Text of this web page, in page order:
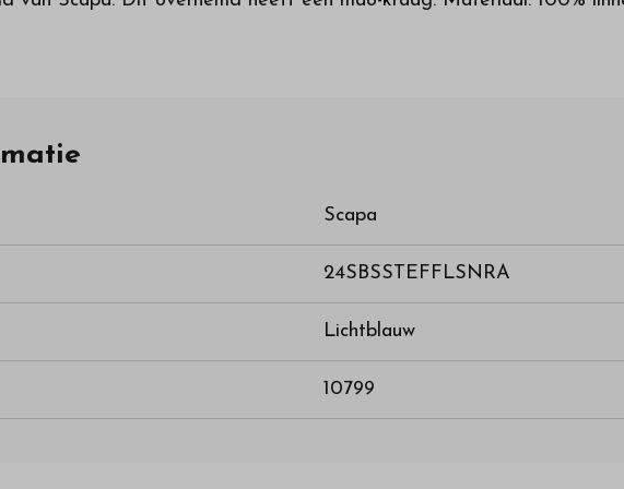
Scapa
24SBSSTEFFLSNRA
Lichtblauw
10799